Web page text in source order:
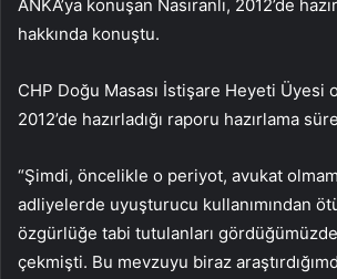
ANKA’ya konuşan Nasıranlı, 2012’de
hakkında konuştu.
CHP Doğu Masası İstişare Heyeti Üyesi
2012’de hazırladığı raporu hazırlama
“Şimdi, öncelikle o periyot, avukat
adliyelerde uyuşturucu kullanımından
özgürlüğe tabi tutulanları
çekmişti. Bu mevzuyu biraz